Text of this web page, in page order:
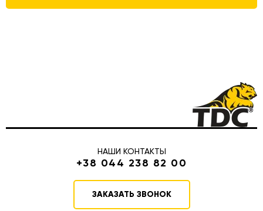
НАШИ КОНТАКТЫ
+38 044 238 82 00
ЗАКАЗАТЬ ЗВОНОК